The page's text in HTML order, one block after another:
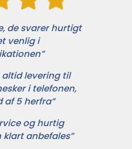
de svarer hurtigt
venlig i
altid levering til
i telefonen,
af 5 herfra”
og hurtig
klart anbefales”